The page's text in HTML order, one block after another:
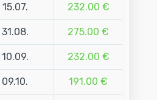
15.07. 232.00 €
31.08. 275.00 €
10.09. 232.00 €
09.10. 191.00 €